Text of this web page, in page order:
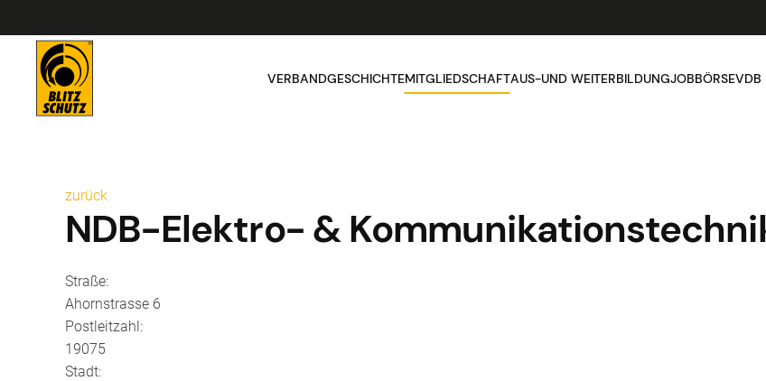
VERBANDGESCHICHTEMITGLIEDSCHAFTAUS-UND WEITERBILDUNGJOBBÖRSEVDB
zurück
NDB-Elektro- &
Straße:
Ahornstrasse 6
Postleitzahl:
19075
Stadt: